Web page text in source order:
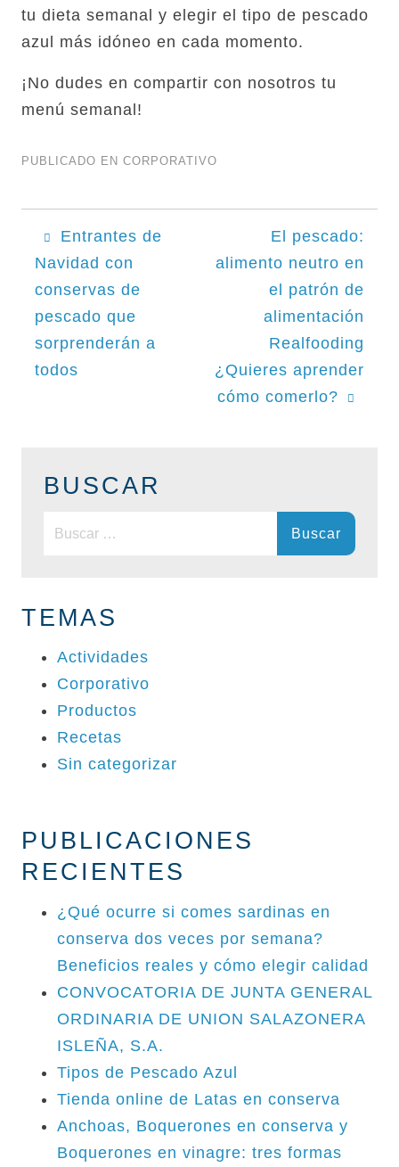
tu dieta semanal y elegir el tipo de pescado
azul más idóneo en cada momento.
¡No dudes en compartir con nosotros tu
menú semanal!
PUBLICADO EN CORPORATIVO
Navegación
de
entradas
Entrantes de
Navidad con
conservas de
pescado que
sorprenderán a
todos
El pescado:
alimento neutro en
el patrón de
alimentación
Realfooding
¿Quieres aprender
cómo comerlo?
BUSCAR
Buscar:
TEMAS
Actividades
Corporativo
Productos
Recetas
Sin categorizar
PUBLICACIONES
RECIENTES
¿Qué ocurre si comes sardinas en
conserva dos veces por semana?
Beneficios reales y cómo elegir calidad
CONVOCATORIA DE JUNTA GENERAL
ORDINARIA DE UNION SALAZONERA
ISLEÑA, S.A.
Tipos de Pescado Azul
Tienda online de Latas en conserva
Anchoas, Boquerones en conserva y
Boquerones en vinagre: tres formas